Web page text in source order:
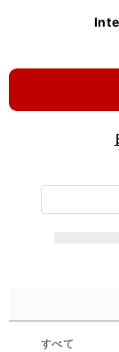
すべて